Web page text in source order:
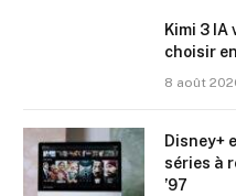
Kimi 3 IA
choisir
8 août
Disney+
séries à
’97